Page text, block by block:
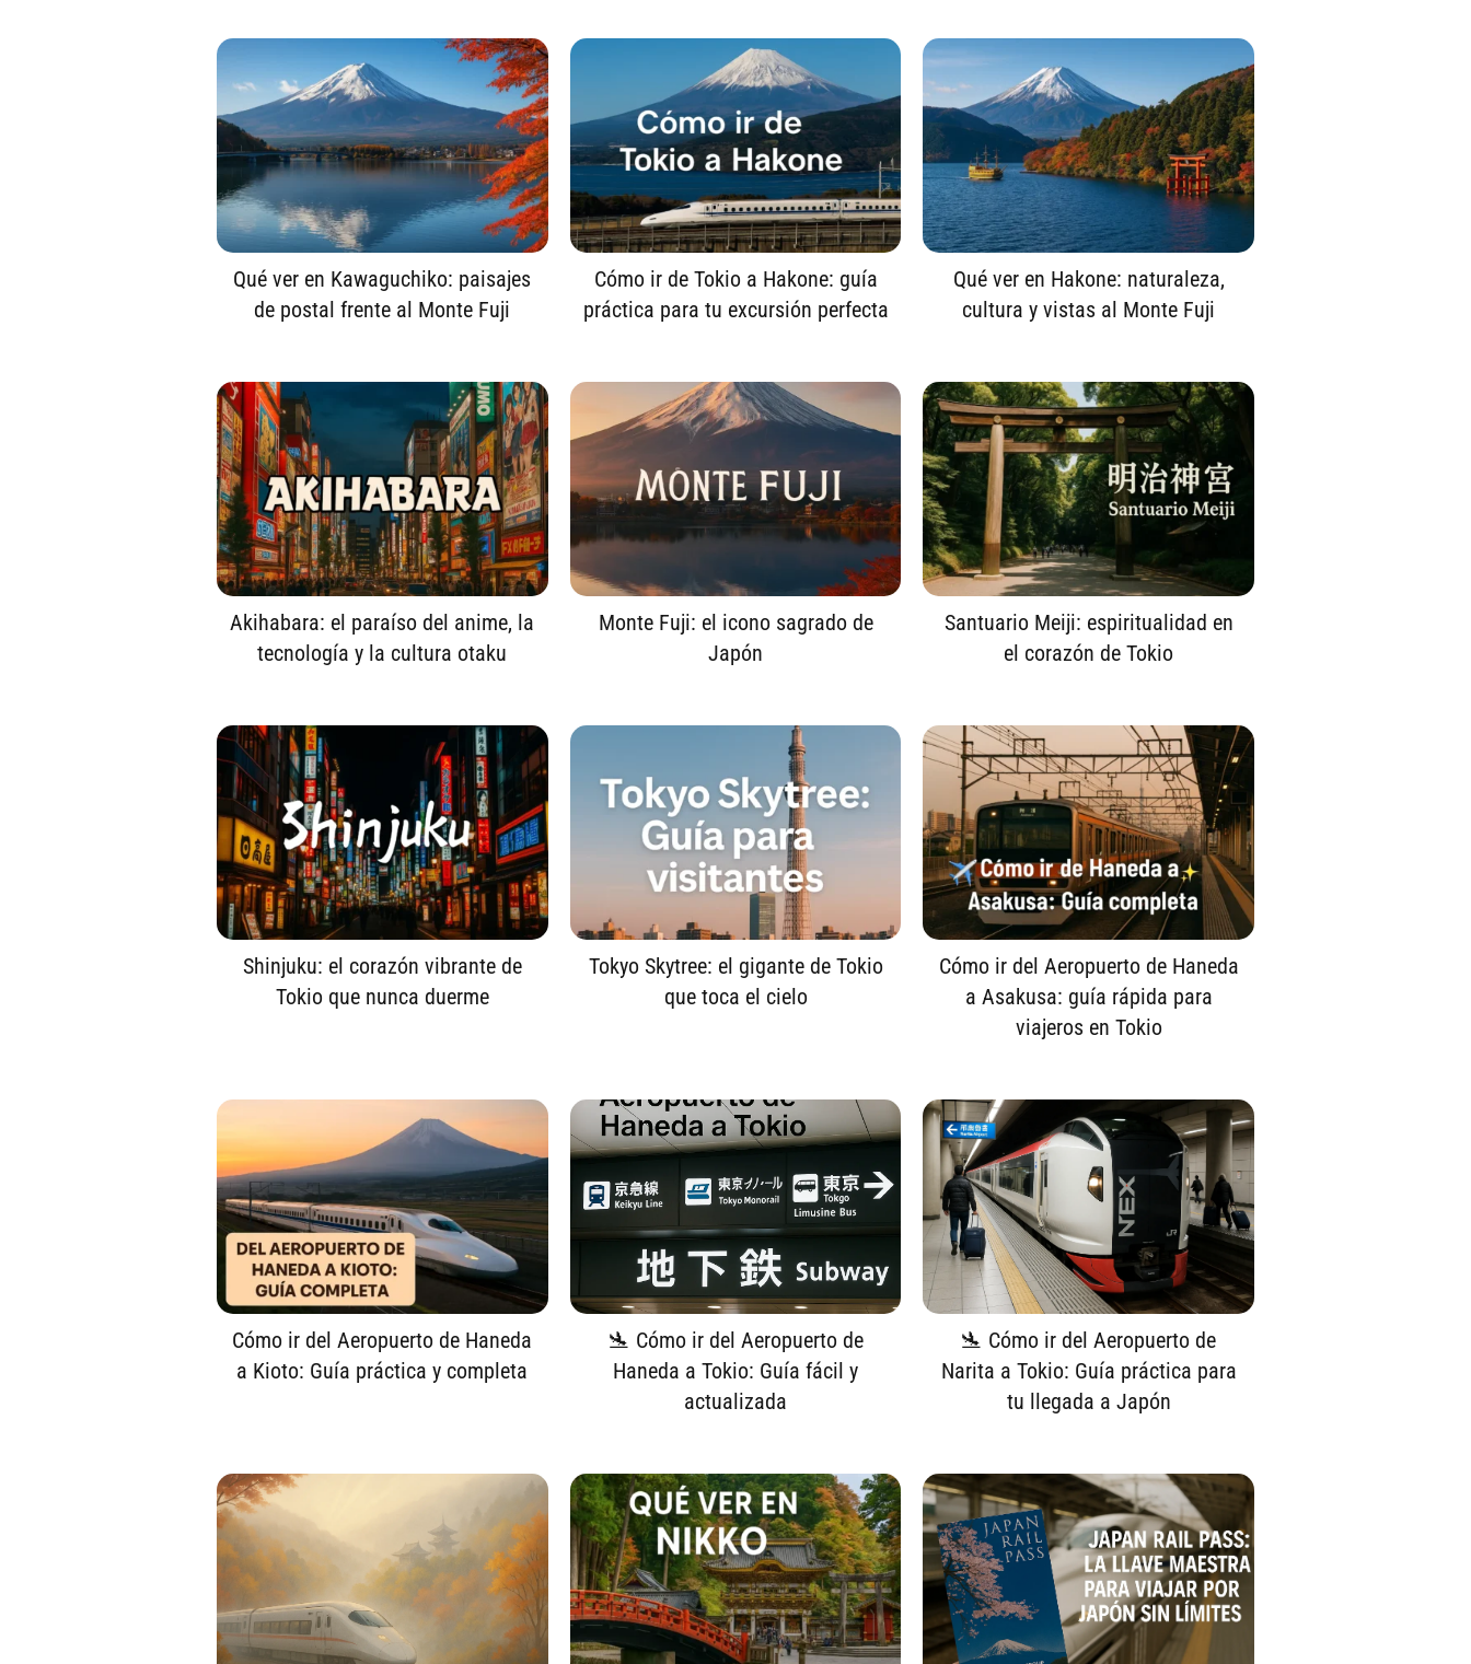
Qué ver en Kawaguchiko: paisajes
de postal frente al Monte Fuji
Cómo ir de Tokio a Hakone: guía
práctica para tu excursión perfecta
Qué ver en Hakone: naturaleza,
cultura y vistas al Monte Fuji
Akihabara: el paraíso del anime, la
tecnología y la cultura otaku
Monte Fuji: el icono sagrado de
Japón
Santuario Meiji: espiritualidad en
el corazón de Tokio
Shinjuku: el corazón vibrante de
Tokio que nunca duerme
Tokyo Skytree: el gigante de Tokio
que toca el cielo
Cómo ir del Aeropuerto de Haneda
a Asakusa: guía rápida para
viajeros en Tokio
Cómo ir del Aeropuerto de Haneda
a Kioto: Guía práctica y completa
🛬 Cómo ir del Aeropuerto de
Haneda a Tokio: Guía fácil y
actualizada
🛬 Cómo ir del Aeropuerto de
Narita a Tokio: Guía práctica para
tu llegada a Japón